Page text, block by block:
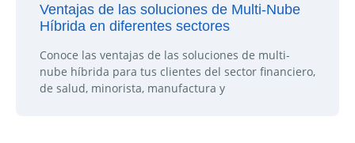
Ventajas de las soluciones de Multi-Nube
Híbrida en diferentes sectores
Conoce las ventajas de las soluciones de multi-
nube híbrida para tus clientes del sector financiero,
de salud, minorista, manufactura y